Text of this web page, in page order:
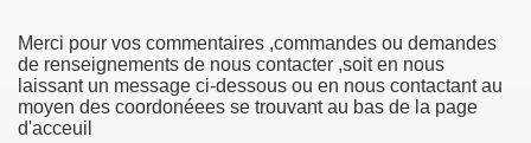
Merci pour vos commentaires ,commandes ou demandes
de renseignements de nous contacter ,soit en nous
laissant un message ci-dessous ou en nous contactant au
moyen des coordonéees se trouvant au bas de la page
d'acceuil